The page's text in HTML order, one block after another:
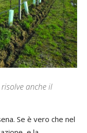
anche il
Se è vero che nel